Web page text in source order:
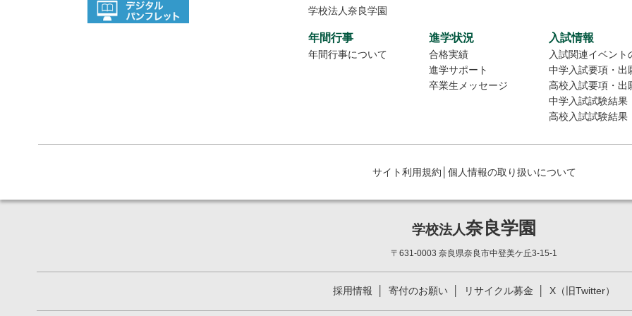
学校法人奈良学園
年間行事
年間行事について
進学状況
合格実績
進学サポート
卒業生メッセージ
入試情報
入試関連イベント
中学入試要項・出
高校入試要項・出
中学入試試験結果
高校入試試験結果
サイト利用規約 個人情報の取り扱いについて
学校法人奈良学園
〒631-0003 奈良県奈良市中登美ケ丘3-15-1
採用情報 寄付のお願い リサイクル募金 X（旧Twitter）